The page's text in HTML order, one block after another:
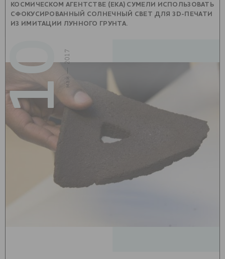
КОСМИЧЕСКОМ АГЕНТСТВЕ (ЕКА) СУМЕЛИ ИСПОЛЬЗОВАТЬ
СФОКУСИРОВАННЫЙ СОЛНЕЧНЫЙ СВЕТ ДЛЯ 3D-ПЕЧАТИ
ИЗ ИМИТАЦИИ ЛУННОГО ГРУНТА.
10май — 2017